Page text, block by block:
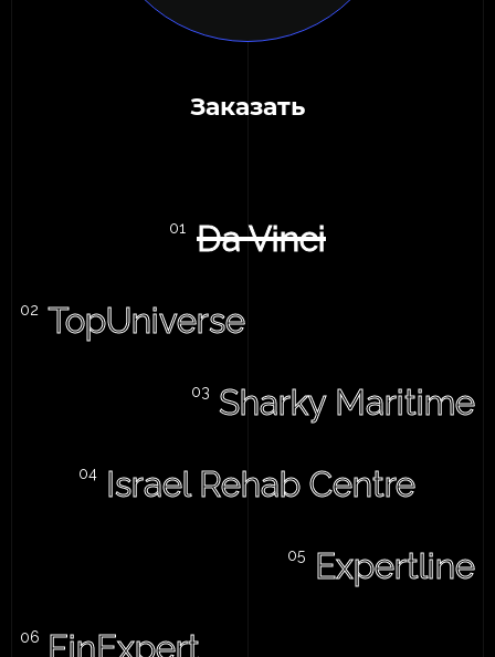
Заказать
Da Vinci
TopUniverse
Sharky Maritime
Israel Rehab Centre
Expertline
FinExpert